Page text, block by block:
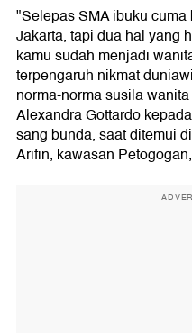
"Selepas SMA ibuku
Jakarta, tapi dua hal yang
kamu sudah menjadi
terpengaruh nikmat
norma-norma susila
Alexandra Gottardo
sang bunda, saat ditemui
Arifin, kawasan